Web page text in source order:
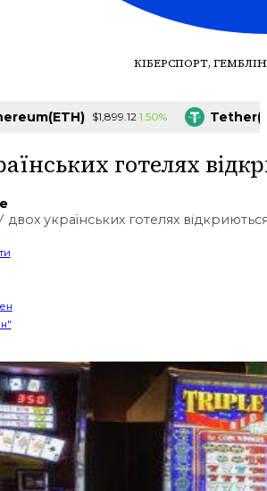
КІБЕРСПОРТ,
$1,899.12 1.50%
готелях
двох українських готелях